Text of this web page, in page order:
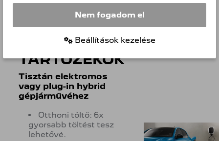
PEUGEOT márkaszerviz hálózat
szakemberei biztosítják.
SPECIÁLIS
TARTOZÉKOK
Tisztán elektromos
vagy plug-in hybrid
gépjárművéhez
Otthoni töltő: 6x
gyorsabb töltést tesz
lehetővé.
Nem fogadom el
Beállítások kezelése